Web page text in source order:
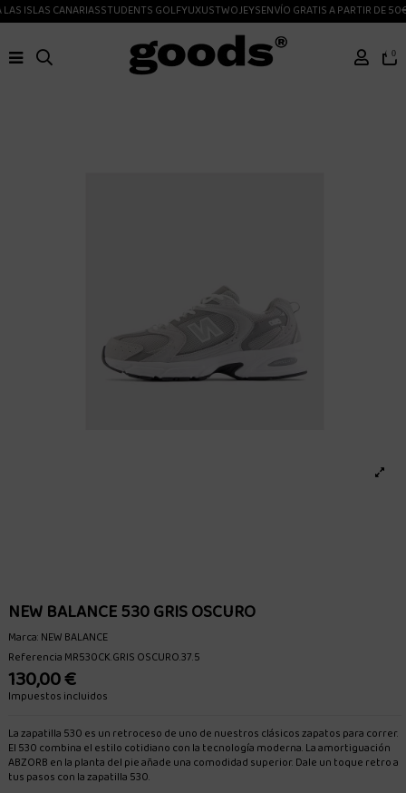
ISLAS CANARIASSTUDENTS GOLFYUXUSTWOJEYSENVÍO GRATIS A PARTIR DE 50€
0
NEW BALANCE 530 GRIS OSCURO
Marca:NEW BALANCE
ReferenciaMR530CK.GRIS OSCURO.37.5
130,00 €
Impuestos incluidos
La zapatilla 530 es un retroceso de uno de nuestros clásicos zapatos para correr.
El 530 combina el estilo cotidiano con la tecnología moderna. La amortiguación
ABZORB en la planta del pie añade una comodidad superior. Dale un toque retro a
tus pasos con la zapatilla 530.